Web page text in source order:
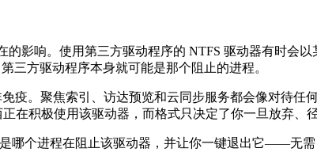
的影响。使用第三方驱动程序的 NTFS 驱动器有时
第三方驱动程序本身就可能是那个阻止的进程。
疫。聚焦索引、访达预览和云同步服务都会像对待
积极使用该驱动器，而格式只决定了你一旦放弃、
哪个进程在阻止该驱动器，并让你一键退出它——无需